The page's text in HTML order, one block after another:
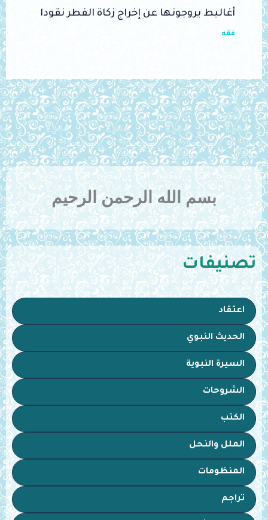
بسم الله الرحمن الرحيم
تصنيفات
اعتقاد
الحديث النبوي
السيرة النبوية
الشروحات
الكتب
الملل والنحل
المنظومات
تراجم
أغاليط يروجونها عن إخراج زكاة الفطر نقودا
فقه